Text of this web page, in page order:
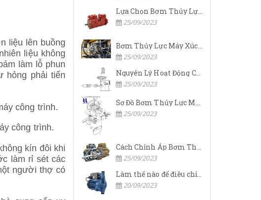
liệu lên buồng
liệu không
làm lỗ phun
hỏng phải tiến
công trình.
kín đôi khi
làm rỉ sét các
người thợ có
Lựa Chọn Bơm Thủy Lực Komatsu Đúng
25/09/2023
Bơm Thủy Lực Máy Xúc Komatsu Bị Hỏng: Nguyên Nhân Và Cách Khắc Phục
25/09/2023
Nguyên Lý Hoạt Động Của Bơm Thủy Lực Komatsu
25/09/2023
25/09/2023
25/09/2023
Làm thế nào để điều chỉnh áp suất đầu ra của bơm thủy lực?
20/09/2023